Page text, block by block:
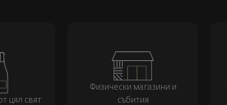
цял свят
Физически магазини и
събития